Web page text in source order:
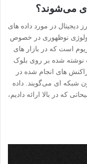
می‌شوند؟
دیجیتال در مورد داده های
نوظهوری در خصوص
است که در بازار های
نوشته شده بر روی بلوک
های انجام شده در
شبکه ای می‌گویند. داده
که در بالا ارائه دادیم،